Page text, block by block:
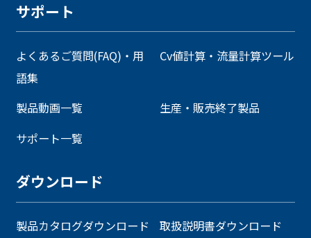
サポート
よくあるご質問(FAQ)・用
語集
Cv値計算・流量計算ツール
製品動画一覧
生産・販売終了製品
サポート一覧
ダウンロード
製品カタログダウンロード 取扱説明書ダウンロード